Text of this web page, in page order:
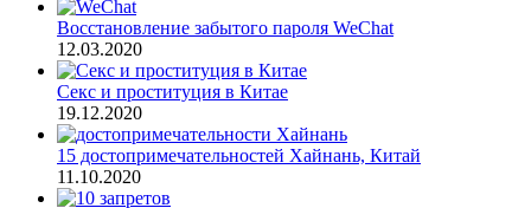
Восстановление забытого пароля WeChat
12.03.2020
Секс и проституция в Китае
19.12.2020
15 достопримечательностей Хайнань, Китай
11.10.2020